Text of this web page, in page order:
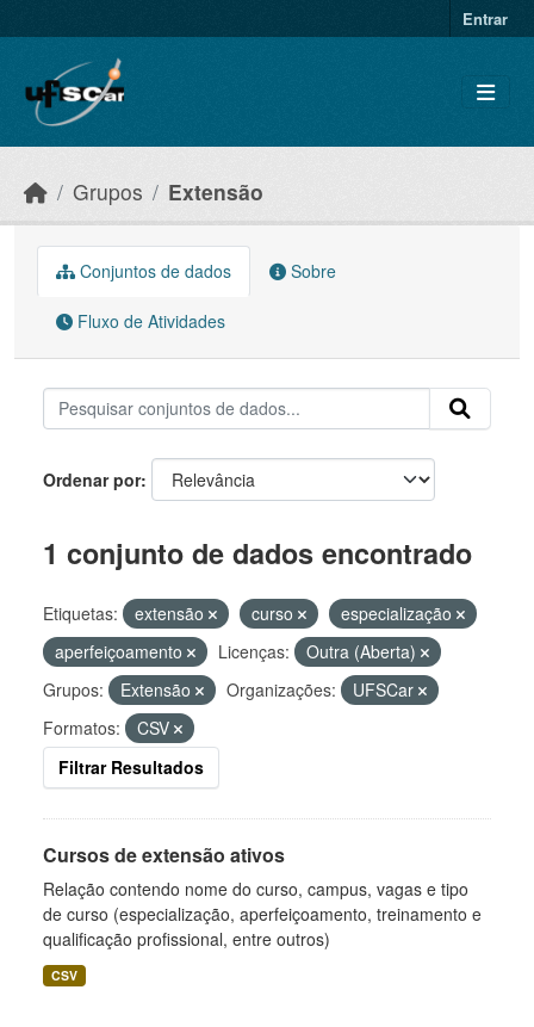
Entrar
Grupos Extensão
Conjuntos de dados Sobre
Fluxo de Atividades
Ordenar por
1 conjunto de dados encontrado
Etiquetas: extensão curso
especialização
aperfeiçoamento
Licenças:
Outra (Aberta)
Grupos:
Extensão Organizações:
UFSCar
Formatos:
CSV
Filtrar Resultados
Cursos de extensão ativos
Relação contendo nome do curso, campus, vagas e tipo
de curso (especialização, aperfeiçoamento, treinamento e
qualificação profissional, entre outros)
CSV